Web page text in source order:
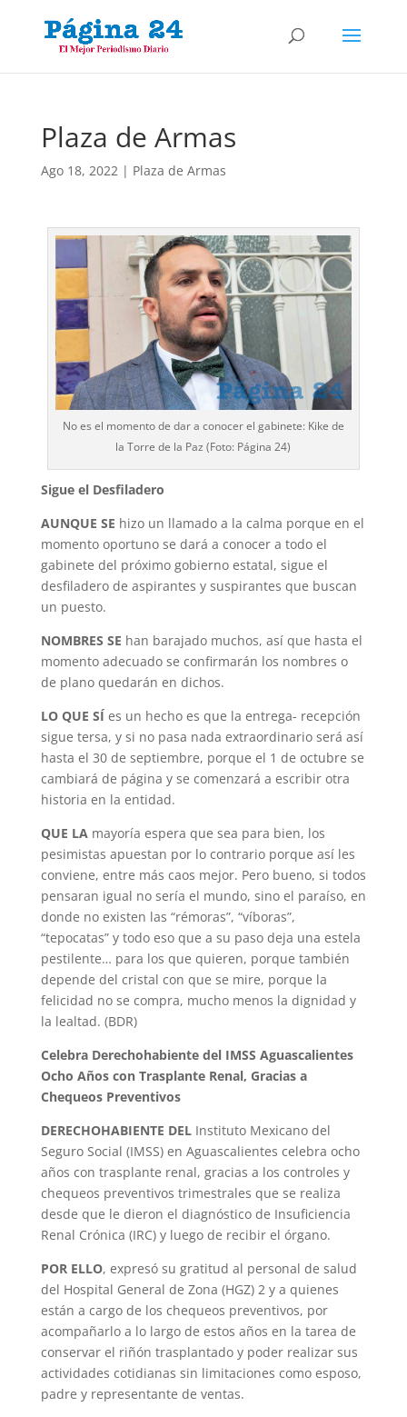
Plaza de Armas
Ago 18, 2022| Plaza de Armas
No es el momento de dar a conocer el gabinete: Kike de
la Torre de la Paz (Foto: Página 24)
Sigue el Desfiladero
AUNQUE SE hizo un llamado a la calma porque en el
momento oportuno se dará a conocer a todo el
gabinete del próximo gobierno estatal, sigue el
desfiladero de aspirantes y suspirantes que buscan
un puesto.
NOMBRES SE han barajado muchos, así que hasta el
momento adecuado se confirmarán los nombres o
de plano quedarán en dichos.
LO QUE SÍ es un hecho es que la entrega- recepción
sigue tersa, y si no pasa nada extraordinario será así
hasta el 30 de septiembre, porque el 1 de octubre se
cambiará de página y se comenzará a escribir otra
historia en la entidad.
QUE LA mayoría espera que sea para bien, los
pesimistas apuestan por lo contrario porque así les
conviene, entre más caos mejor. Pero bueno, si todos
pensaran igual no sería el mundo, sino el paraíso, en
donde no existen las “rémoras”, “víboras”,
“tepocatas” y todo eso que a su paso deja una estela
pestilente… para los que quieren, porque también
depende del cristal con que se mire, porque la
felicidad no se compra, mucho menos la dignidad y
la lealtad. (BDR)
Celebra Derechohabiente del IMSS Aguascalientes
Ocho Años con Trasplante Renal, Gracias a
Chequeos Preventivos
DERECHOHABIENTE DEL Instituto Mexicano del
Seguro Social (IMSS) en Aguascalientes celebra ocho
años con trasplante renal, gracias a los controles y
chequeos preventivos trimestrales que se realiza
desde que le dieron el diagnóstico de Insuficiencia
Renal Crónica (IRC) y luego de recibir el órgano.
POR ELLO, expresó su gratitud al personal de salud
del Hospital General de Zona (HGZ) 2 y a quienes
están a cargo de los chequeos preventivos, por
acompañarlo a lo largo de estos años en la tarea de
conservar el riñón trasplantado y poder realizar sus
actividades cotidianas sin limitaciones como esposo,
padre y representante de ventas.